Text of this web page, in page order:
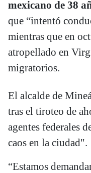
mexicano de 38
que “intentó
mientras que en
atropellado en
migratorios.
El alcalde de
tras el tiroteo de
agentes federales
caos en la ciudad".
“Estamos